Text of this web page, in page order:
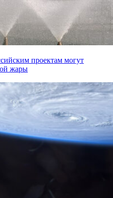
проектам могут
жары